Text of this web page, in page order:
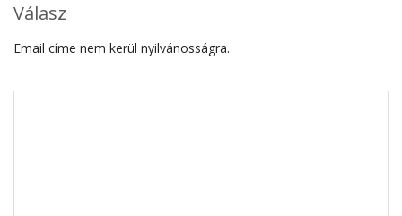
Válasz
Email címe nem kerül nyilvánosságra.